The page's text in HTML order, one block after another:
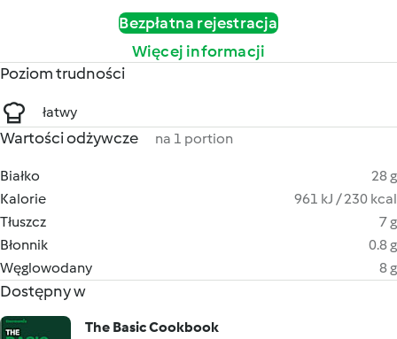
Bezpłatna rejestracja
Więcej informacji
Poziom trudności
łatwy
Wartości odżywcze na 1 portion
Białko
28 g
Kalorie
961 kJ / 230 kcal
Tłuszcz
7 g
Błonnik
0.8 g
Węglowodany
8 g
Dostępny w
The Basic Cookbook